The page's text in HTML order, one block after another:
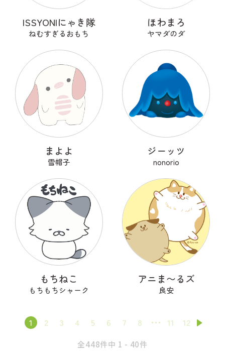
ISSYONIにゃき隊
ねむすぎるおもち
ほわまろ
ヤマダのダ
まよよ
雪帽子
ジーッツ
nonorio
もちねこ
もちもちシャーク
アニま〜るズ
良安
1 2 3 4 5 6 7 8 11 12
全448件中 1 - 40件